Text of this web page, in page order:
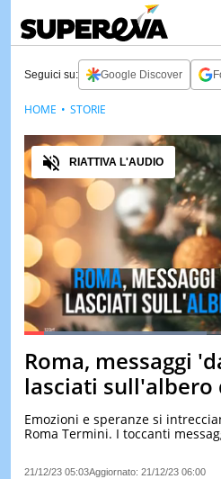
Seguici su: Google Discover
PauseUnmute
Loaded:51.53%
Audio
RIATTIVA L'AUDIO
Roma, messaggi
lasciati sull'albero
Emozioni e speranze si
Roma Termini. I toccanti
21/12/23 05:03Aggiornato: 21/12/23 06:00
HOME STORIE